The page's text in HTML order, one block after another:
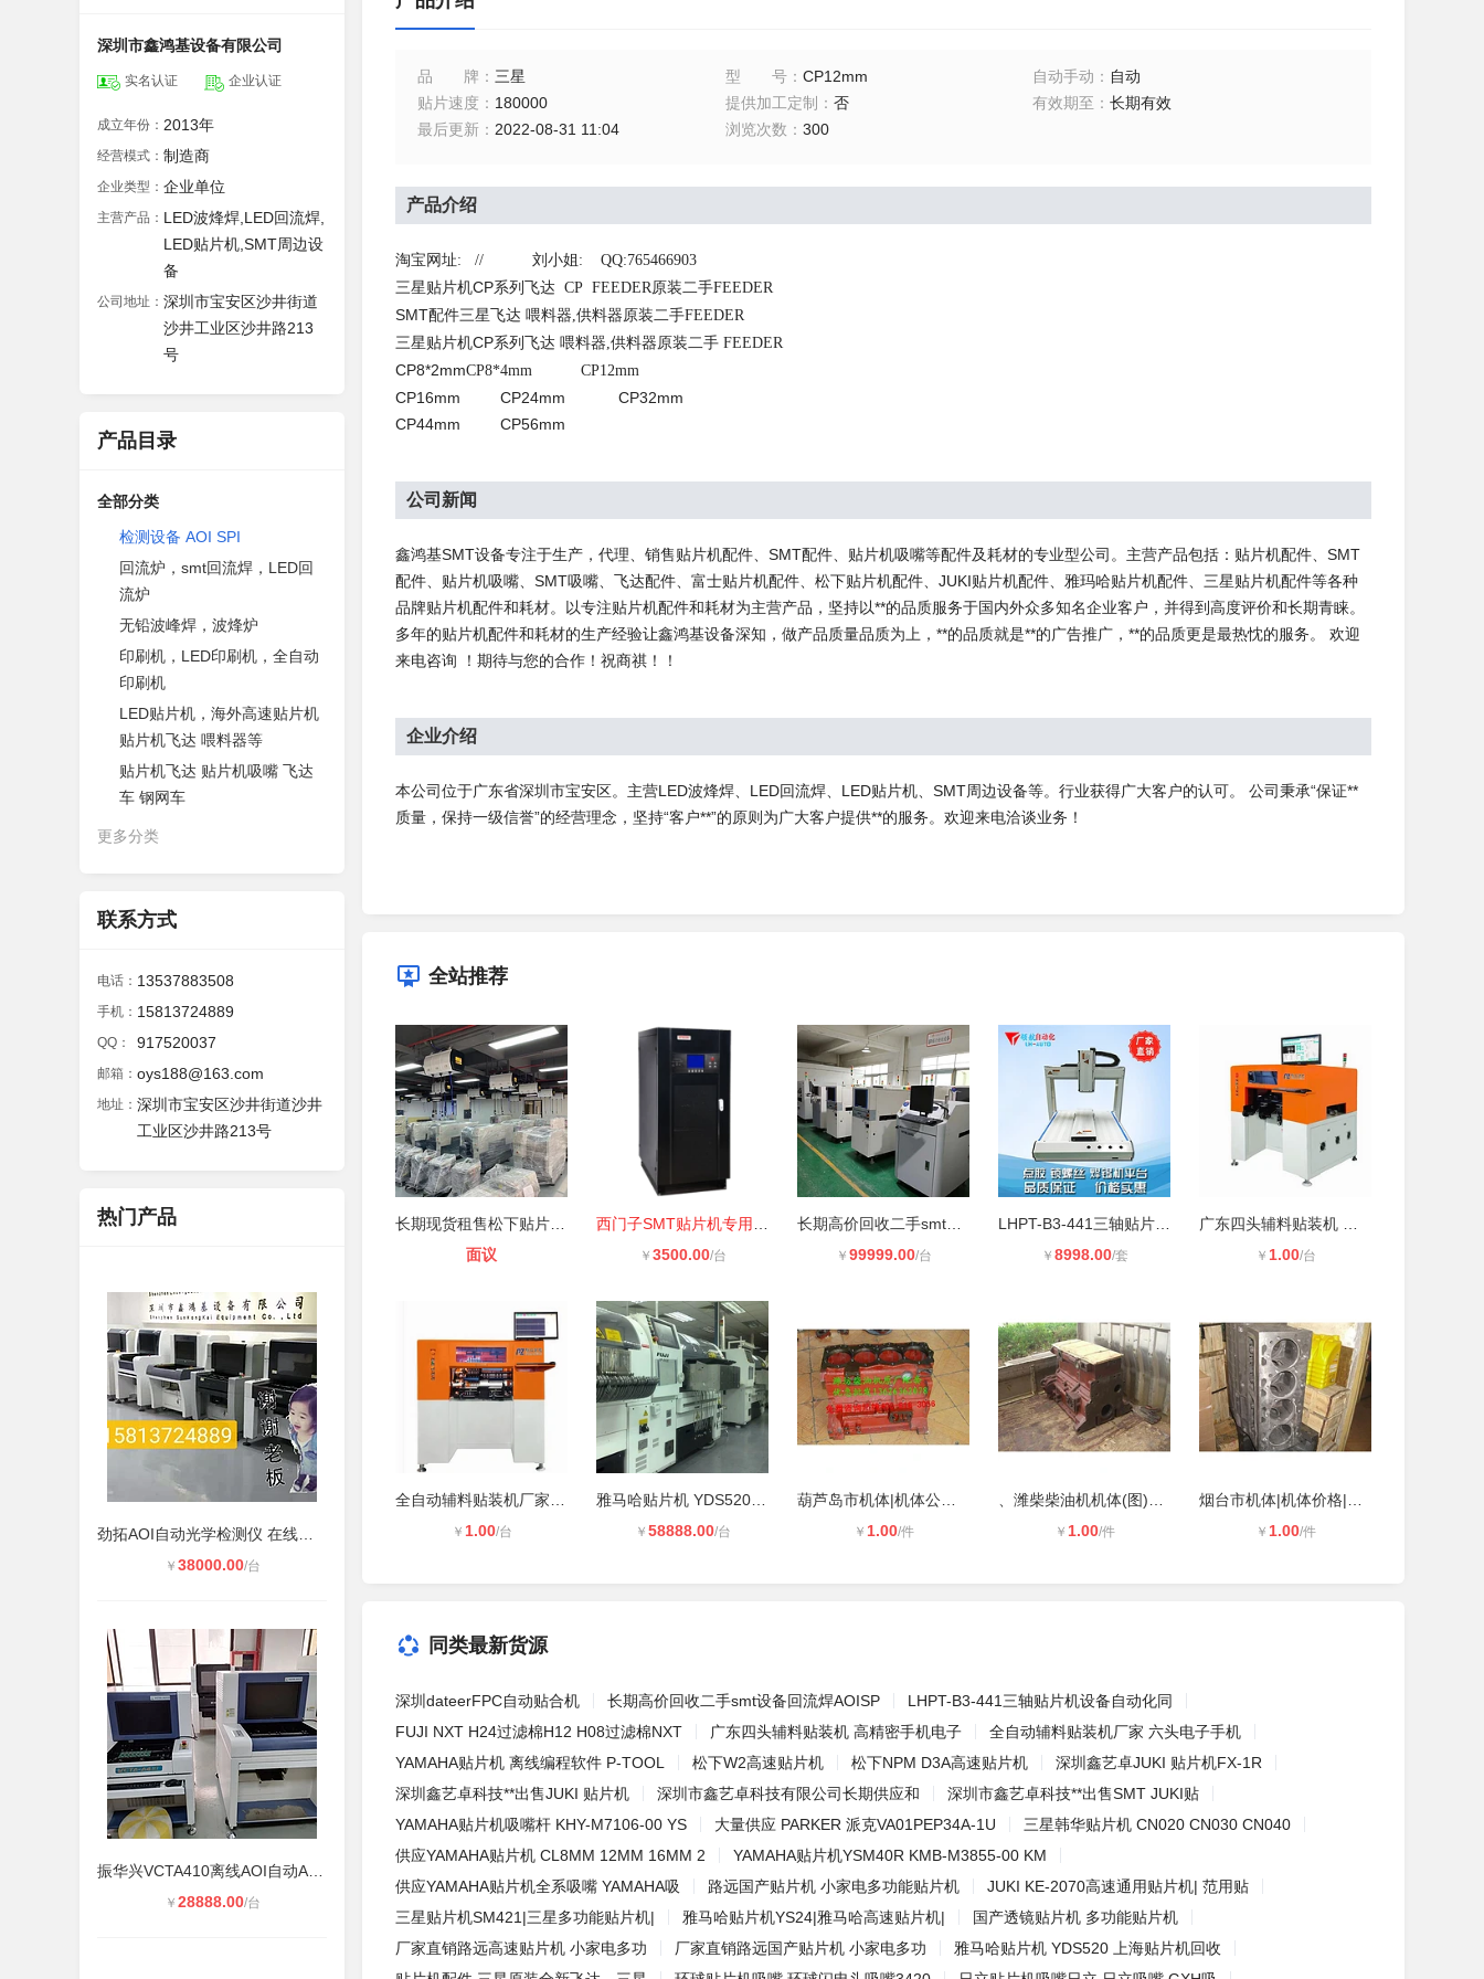
深圳市鑫鸿基设备有限公司
实名认证 企业认证
成立年份： 2013年
经营模式： 制造商
企业类型： 企业单位
主营产品： LED波烽焊,LED回流焊,
LED贴片机,SMT周边设
备
公司地址： 深圳市宝安区沙井街道
沙井工业区沙井路213
号
产品目录
全部分类
检测设备 AOI SPI
回流炉，smt回流焊，LED回
流炉
无铅波峰焊，波烽炉
印刷机，LED印刷机，全自动
印刷机
LED贴片机，海外高速贴片机
贴片机飞达 喂料器等
贴片机飞达 贴片机吸嘴 飞达
车 钢网车
更多分类
联系方式
电话： 13537883508
手机： 15813724889
QQ： 917520037
邮箱： oys188@163.com
地址： 深圳市宝安区沙井街道沙井
工业区沙井路213号
热门产品
￥ 38000.00/台
￥ 28888.00/台
品牌 ： 三星 型号： CP12mm 自动手动 ： 自动
贴片速度 ： 180000 提供加工定制 ： 否 有效期至 ：长期有效
最后更新 ： 2022-08-31 11:04 浏览次数 ： 300
产品介绍
淘宝网址: // 刘小姐 : QQ:765466903
三星贴片机CP系列飞达 CP FEEDER原装二手FEEDER
SMT配件三星飞达 喂料器,供料器原装二手FEEDER
三星贴片机CP系列飞达 喂料器,供料器原装二手 FEEDER
CP8*2mmCP8*4mm CP12mm
CP16mm CP24mm CP32mm
CP44mm CP56mm
公司新闻
鑫鸿基SMT设备专注于生产，代理、销售贴片机配件、SMT配件、贴片机吸嘴等配件及耗材的专业型公司。主营产品包括：贴片机配件、SMT
配件、贴片机吸嘴、SMT吸嘴、飞达配件、富士贴片机配件、松下贴片机配件、JUKI贴片机配件、雅玛哈贴片机配件、三星贴片机配件等各种
品牌贴片机配件和耗材。以专注贴片机配件和耗材为主营产品，坚持以**的品质服务于国内外众多知名企业客户，并得到高度评价和长期青睐。
多年的贴片机配件和耗材的生产经验让鑫鸿基设备深知，做产品质量品质为上，**的品质就是**的广告推广，**的品质更是最热忱的服务。 欢迎
来电咨询 ！期待与您的合作！祝商祺！！
企业介绍
本公司位于广东省深圳市宝安区。主营LED波烽焊、LED回流焊、LED贴片机、SMT周边设备等。行业获得广大客户的认可。 公司秉承“保证**
质量，保持一级信誉”的经营理念，坚持“客户**”的原则为广大客户提供**的服务。欢迎来电洽谈业务！
全站推荐
面议
￥ 3500.00/台 ￥ 99999.00/台 ￥ 8998.00/套 ￥ 1.00/台
￥ 1.00/台 ￥ 58888.00/台 ￥ 1.00/件 ￥ 1.00/件 ￥ 1.00/件
同类最新货源
深圳dateerFPC自动贴合机 长期高价回收二手smt设备回流焊AOISP
LHPT-B3-441三轴贴片机设备自动化同
FUJI NXT H24过滤棉H12 H08过滤棉NXT
广东四头辅料贴装机 高精密手机电子
全自动辅料贴装机厂家 六头电子手机
YAMAHA贴片机 离线编程软件 P-TOOL
松下W2高速贴片机 松下NPM D3A高速贴片机
深圳鑫艺卓JUKI 贴片机FX-1R
深圳鑫艺卓科技**出售JUKI 贴片机
深圳市鑫艺卓科技有限公司长期供应和
深圳市鑫艺卓科技**出售SMT JUKI贴
YAMAHA贴片机吸嘴杆 KHY-M7106-00 YS
大量供应 PARKER 派克VA01PEP34A-1U
三星韩华贴片机 CN020 CN030 CN040
供应YAMAHA贴片机 CL8MM 12MM 16MM 2
YAMAHA贴片机YSM40R KMB-M3855-00 KM
供应YAMAHA贴片机全系吸嘴 YAMAHA吸
路远国产贴片机 小家电多功能贴片机
JUKI KE-2070高速通用贴片机| 范用贴
三星贴片机SM421|三星多功能贴片机|
雅马哈贴片机YS24|雅马哈高速贴片机|
国产透镜贴片机 多功能贴片机
厂家直销路远高速贴片机 小家电多功
厂家直销路远国产贴片机 小家电多功
雅马哈贴片机 YDS520 上海贴片机回收